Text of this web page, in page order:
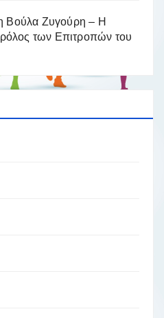
Βούλα Ζυγούρη – Η
ρόλος των Επιτροπών του